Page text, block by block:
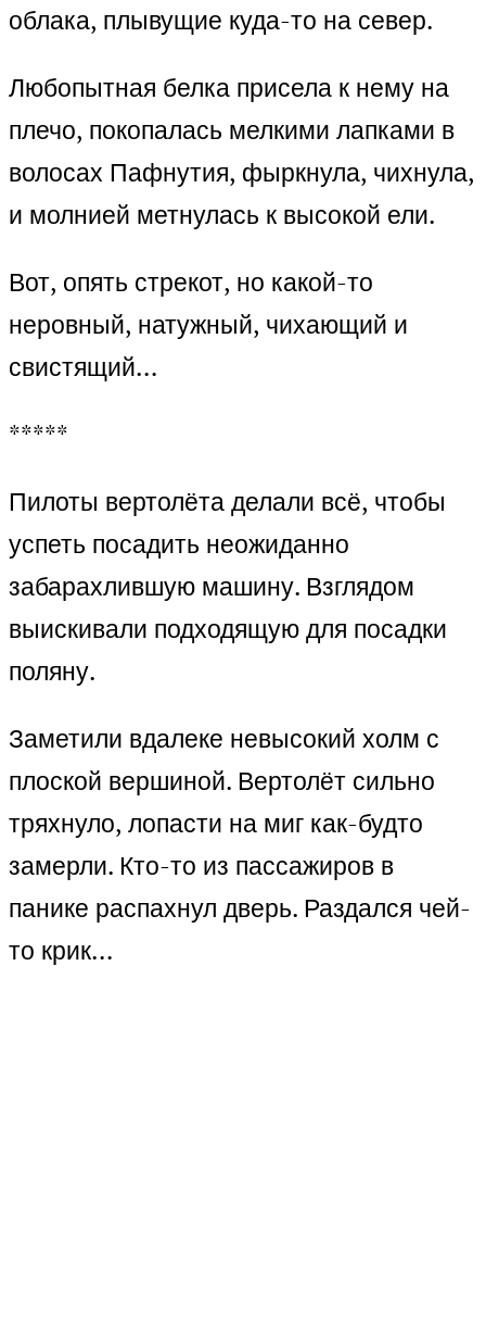
облака, плывущие куда-то на север.
Любопытная белка присела к нему на
плечо, покопалась мелкими лапками в
волосах Пафнутия, фыркнула, чихнула,
и молнией метнулась к высокой ели.
Вот, опять стрекот, но какой-то
неровный, натужный, чихающий и
свистящий…
*****
Пилоты вертолёта делали всё, чтобы
успеть посадить неожиданно
забарахлившую машину. Взглядом
выискивали подходящую для посадки
поляну.
Заметили вдалеке невысокий холм с
плоской вершиной. Вертолёт сильно
тряхнуло, лопасти на миг как-будто
замерли. Кто-то из пассажиров в
панике распахнул дверь. Раздался чей-
то крик…